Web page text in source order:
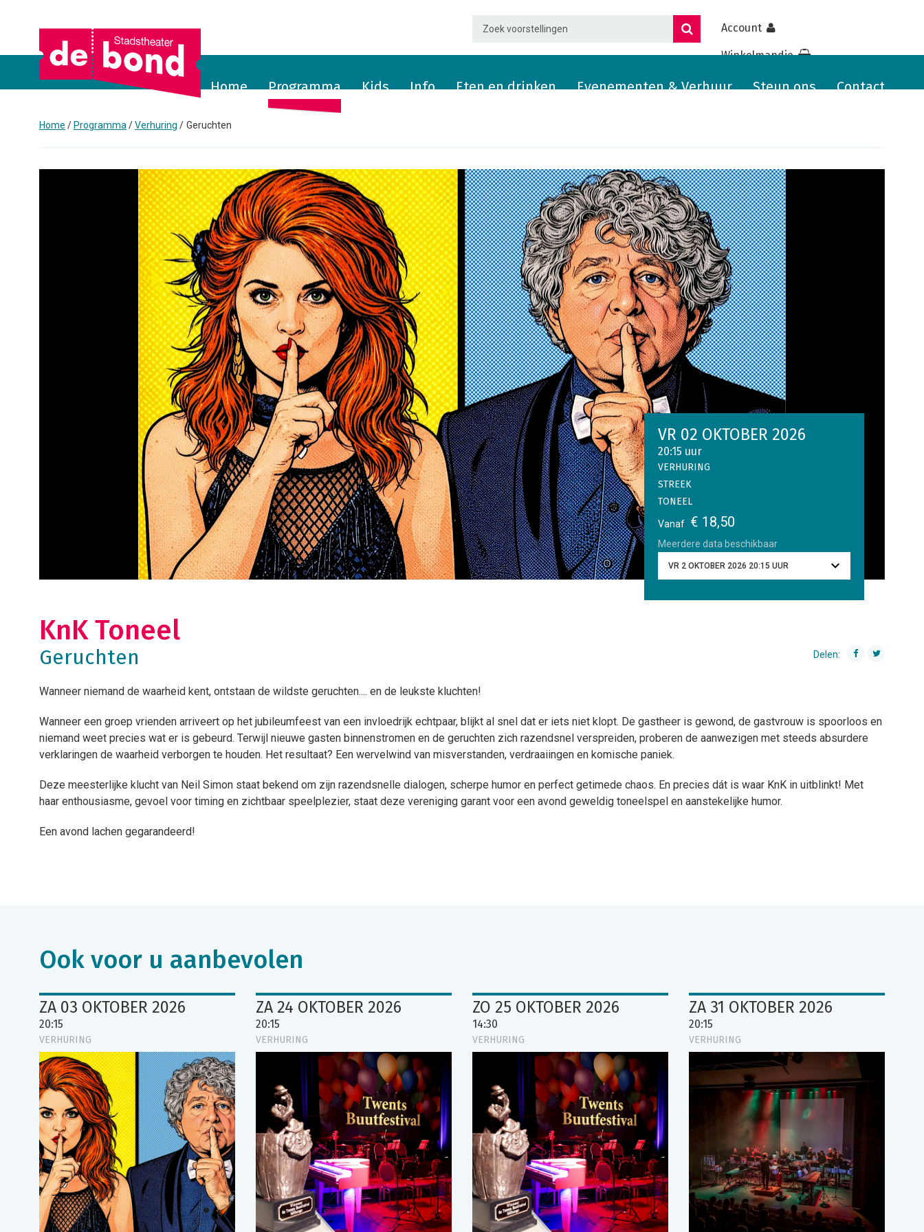
Account
Winkelmandje
Home Programma Kids Info Eten en drinken Evenementen & Verhuur Steun ons Contact
Home Programma Verhuring Geruchten
VR 02 OKTOBER 2026
20:15 uur
VERHURING
STREEK
TONEEL
Vanaf € 18,50
Meerdere data beschikbaar
KnK Toneel
Geruchten Delen:
Wanneer niemand de waarheid kent, ontstaan de wildste geruchten.... en de leukste kluchten!
Wanneer een groep vrienden arriveert op het jubileumfeest van een invloedrijk echtpaar, blijkt al snel dat er iets niet klopt. De gastheer is gewond, de gastvrouw is spoorloos en
niemand weet precies wat er is gebeurd. Terwijl nieuwe gasten binnenstromen en de geruchten zich razendsnel verspreiden, proberen de aanwezigen met steeds absurdere
verklaringen de waarheid verborgen te houden. Het resultaat? Een wervelwind van misverstanden, verdraaiingen en komische paniek.
Deze meesterlijke klucht van Neil Simon staat bekend om zijn razendsnelle dialogen, scherpe humor en perfect getimede chaos. En precies dát is waar KnK in uitblinkt! Met
haar enthousiasme, gevoel voor timing en zichtbaar speelplezier, staat deze vereniging garant voor een avond geweldig toneelspel en aanstekelijke humor.
Een avond lachen gegarandeerd!
Ook voor u aanbevolen
ZA 03 OKTOBER 2026
20:15
VERHURING
ZA 24 OKTOBER 2026
20:15
VERHURING
ZO 25 OKTOBER 2026
14:30
VERHURING
ZA 31 OKTOBER 2026
20:15
VERHURING